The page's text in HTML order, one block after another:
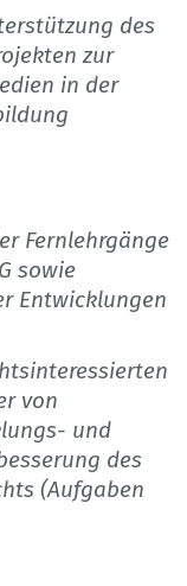
des
zur
in der
Fernlehrgänge
sowie
Entwicklungen
von
und
des
(Aufgaben